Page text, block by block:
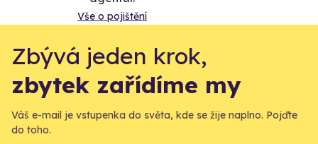
Vše o pojištění
Zbývá jeden krok,
zbytek zařídíme my
Váš e-mail je vstupenka do světa, kde se žije naplno. Pojďte
do toho.